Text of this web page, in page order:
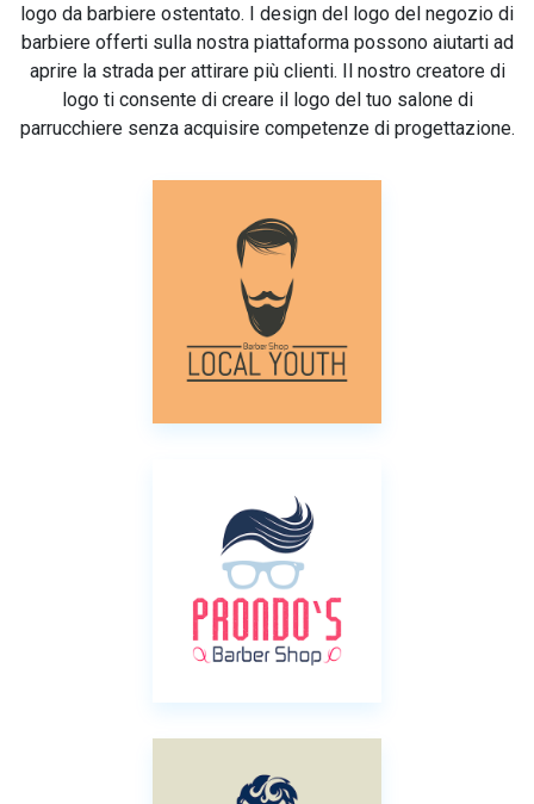
logo da barbiere ostentato. I design del logo del negozio di
barbiere offerti sulla nostra piattaforma possono aiutarti ad
aprire la strada per attirare più clienti. Il nostro creatore di
logo ti consente di creare il logo del tuo salone di
parrucchiere senza acquisire competenze di progettazione.